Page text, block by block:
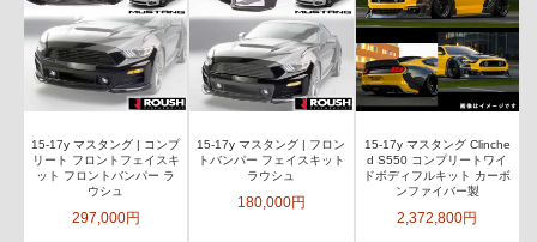
15-17y マスタング | コンプ
リート フロントフェイスキ
ット フロントバンパー ラ
ウシュ
297,000円
15-17y マスタング | フロン
トバンパー フェイスキット
ラウシュ
180,000円
15-17y マスタング Clinche
d S550 コンプリートワイ
ドボディフルキット カーボ
ンファイバー製
2,372,800円